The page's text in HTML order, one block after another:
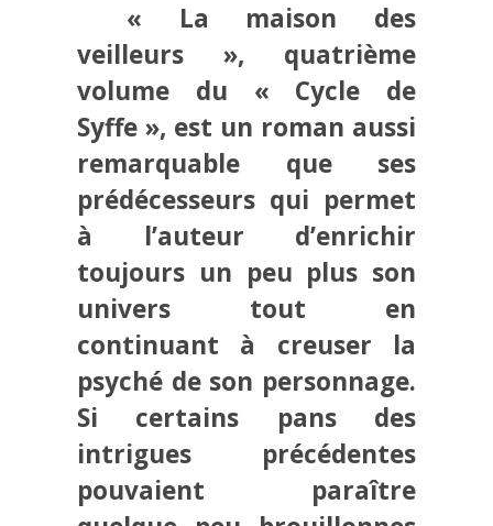
« La maison des
veilleurs », quatrième
volume du « Cycle de
Syffe », est un roman aussi
remarquable que ses
prédécesseurs qui permet
à l’auteur d’enrichir
toujours un peu plus son
univers tout en
continuant à creuser la
psyché de son personnage.
Si certains pans des
intrigues précédentes
pouvaient paraître